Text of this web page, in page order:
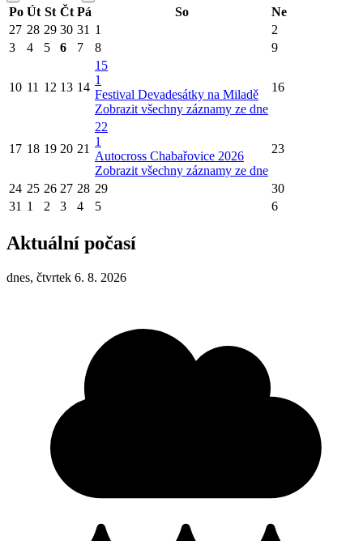
Po Út St Čt Pá So
Ne
27 28 29 30 31 1
2
3
4 5 6 7 8 9
10 11 12 13 14
15
1
Festival Devadesátky na Miladě
Zobrazit všechny záznamy ze dne
16
17 18 19 20 21
22
1
Autocross Chabařovice 2026
Zobrazit všechny záznamy ze dne
23
24 25 26 27 28 29
30
31 1 2 3 4 5 6
Aktuální počasí
dnes, čtvrtek 6. 8. 2026